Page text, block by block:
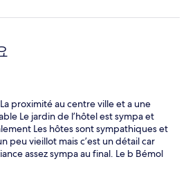
proximité au centre ville et a une
Le jardin de l’hôtel est sympa et
Les hôtes sont sympathiques et
peu vieillot mais c’est un détail car
assez sympa au final. Le b Bémol
et le bruit …. Mais
le séjour était extra.